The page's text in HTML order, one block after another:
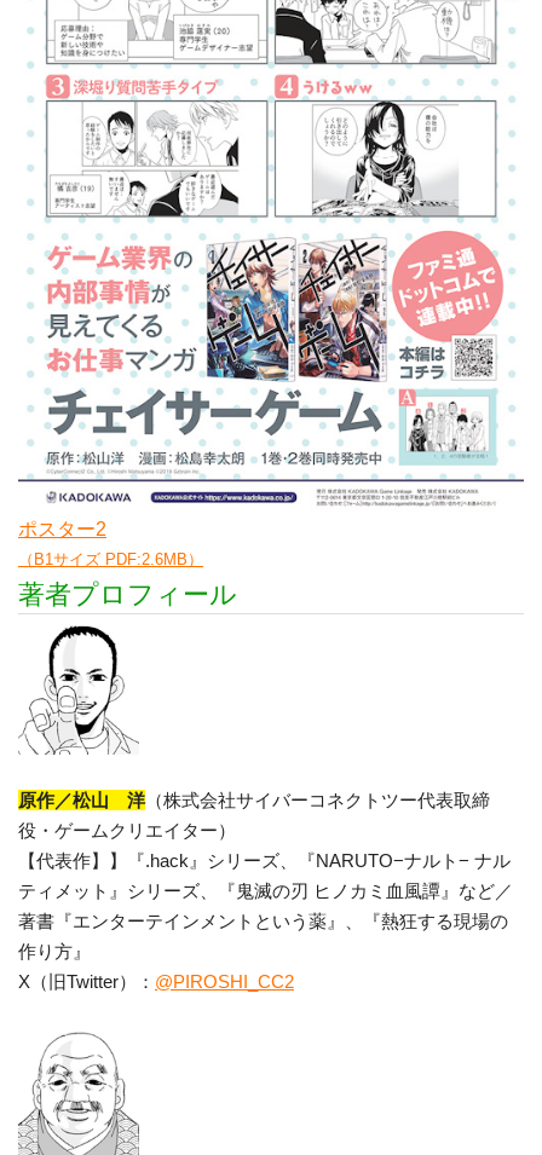
ポスター2
（B1サイズ PDF:2.6MB）
著者プロフィール
原作／松山 洋 （株式会社サイバーコネクトツー代表取締
役・ゲームクリエイター）
【代表作】】『.hack』シリーズ、『NARUTO−ナルト− ナル
ティメット』シリーズ、『鬼滅の刃 ヒノカミ血風譚』など／
著書『エンターテインメントという薬』、『熱狂する現場の
作り方』
X（旧Twitter）： @PIROSHI_CC2